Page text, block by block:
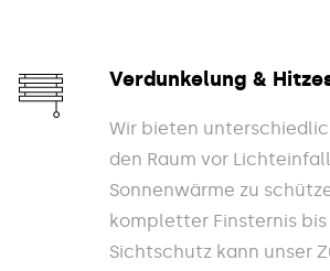
Verdunkelung &
Wir bieten
den Raum vor
Sonnenwärme zu
kompletter Finsternis
Sichtschutz kann unser